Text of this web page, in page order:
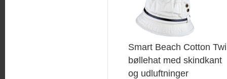
Smart Beach Cotton
bøllehat med skindkant
og udluftninger